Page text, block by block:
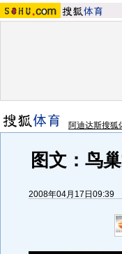
阿迪达斯搜狐
图文：鸟
2008年04月17日09:39